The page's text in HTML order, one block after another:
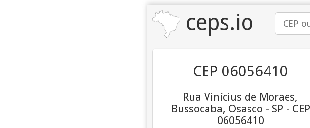
ceps.io
CEP 06056410
Rua Vinícius de Moraes,
Bussocaba, Osasco - SP - CEP
06056410